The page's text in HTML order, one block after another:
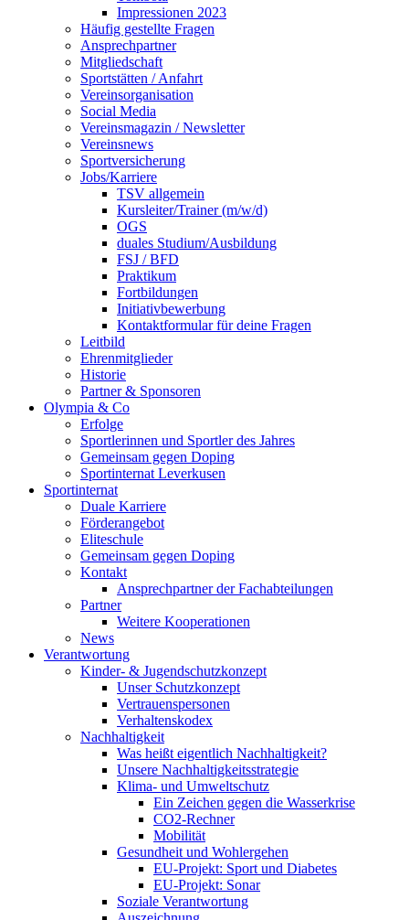
Impressionen 2023
Häufig gestellte Fragen
Ansprechpartner
Mitgliedschaft
Sportstätten / Anfahrt
Vereinsorganisation
Social Media
Vereinsmagazin / Newsletter
Vereinsnews
Sportversicherung
Jobs/Karriere
TSV allgemein
Kursleiter/Trainer (m/w/d)
OGS
duales Studium/Ausbildung
FSJ / BFD
Praktikum
Fortbildungen
Initiativbewerbung
Kontaktformular für deine Fragen
Leitbild
Ehrenmitglieder
Historie
Partner & Sponsoren
Olympia & Co
Erfolge
Sportlerinnen und Sportler des Jahres
Gemeinsam gegen Doping
Sportinternat Leverkusen
Sportinternat
Duale Karriere
Förderangebot
Eliteschule
Gemeinsam gegen Doping
Kontakt
Ansprechpartner der Fachabteilungen
Partner
Weitere Kooperationen
News
Verantwortung
Kinder- & Jugendschutzkonzept
Unser Schutzkonzept
Vertrauenspersonen
Verhaltenskodex
Nachhaltigkeit
Was heißt eigentlich Nachhaltigkeit?
Unsere Nachhaltigkeitsstrategie
Klima- und Umweltschutz
Ein Zeichen gegen die Wasserkrise
CO2-Rechner
Mobilität
Gesundheit und Wohlergehen
EU-Projekt: Sport und Diabetes
EU-Projekt: Sonar
Soziale Verantwortung